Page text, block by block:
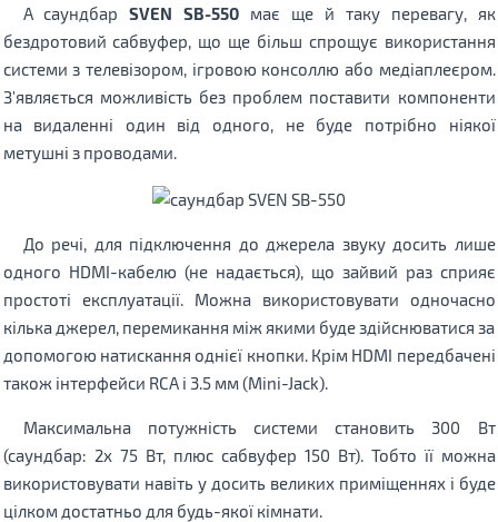
А саундбарSVEN SB-550 має ще й таку перевагу, як
бездротовий сабвуфер, що ще більш спрощує використання
системи з телевізором, ігровою консоллю або медіаплеєром.
З'являється можливість без проблем поставити компоненти
на видаленні один від одного, не буде потрібно ніякої
метушні з проводами.
До речі, для підключення до джерела звуку досить лише
одного HDMI-кабелю (не надається), що зайвий раз сприяє
простоті експлуатації. Можна використовувати одночасно
кілька джерел, перемикання між якими буде здійснюватися за
допомогою натискання однієї кнопки. Крім HDMI передбачені
також інтерфейси RCA і 3.5 мм (Mini-Jack).
Максимальна потужність системи становить 300 Вт
(саундбар: 2х 75 Вт, плюс сабвуфер 150 Вт). Тобто її можна
використовувати навіть у досить великих приміщеннях і буде
цілком достатньо для будь-якої кімнати.